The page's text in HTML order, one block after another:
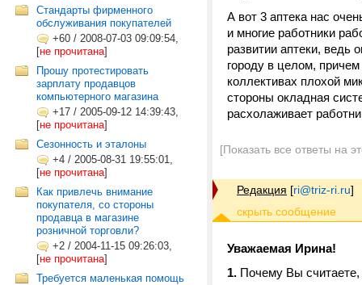
Стандарты фирменного
обслуживания покупателей
+60 / 2008-07-03 09:09:54,
[не прочитана]
Прошу протестировать
зарплату продавцов
компьютерного магазина
+17 / 2005-09-12 14:39:43,
[не прочитана]
Сезонность и эталоны
+4 / 2005-08-31 19:55:01,
[не прочитана]
Как привлечь внимание
покупателя, со стороны
продавца в магазине
розничной торговли?
+2 / 2004-11-15 09:26:03,
[не прочитана]
Требуется маленькая помощь
А вот 3 аптека нас
и многие работники
развитии аптеки, ведь
городу в целом, причем
коллективах плохой
стороны окладная
расхолаживает
[Показать все ответы на
Редакция [ri@triz-ri.ru]
Уважаемая Ирина!
1. Почему Вы